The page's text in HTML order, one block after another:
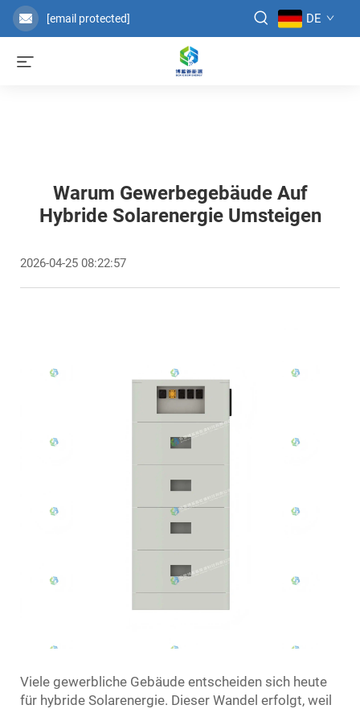
[email protected] DE
Warum Gewerbegebäude Auf
Hybride Solarenergie Umsteigen
2026-04-25 08:22:57
Viele gewerbliche Gebäude entscheiden sich heute
für hybride Solarenergie. Dieser Wandel erfolgt, weil